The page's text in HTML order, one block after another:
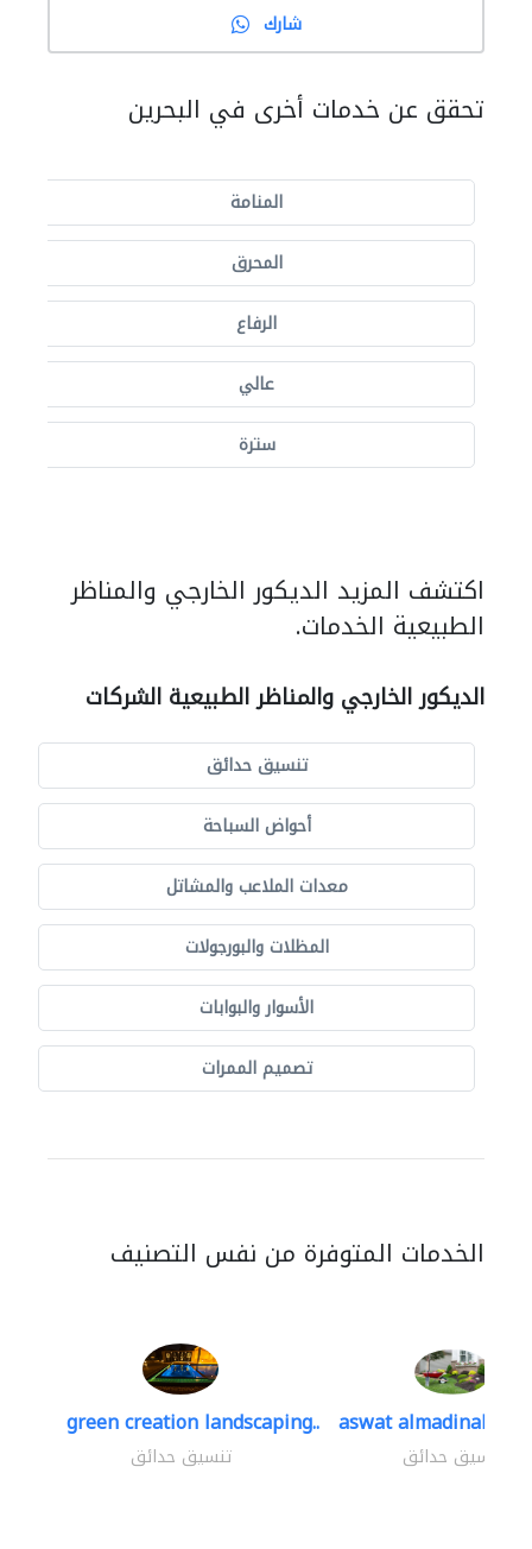
شارك
تحقق عن خدمات أخرى في البحرين
المنامة
المحرق
الرفاع
عالي
سترة
اكتشف المزيد الديكور الخارجي والمناظر
الطبيعية الخدمات.
الديكور الخارجي والمناظر الطبيعية الشركات
تنسيق حدائق
أحواض السباحة
معدات الملاعب والمشاتل
المظلات والبورجولات
الأسوار والبوابات
تصميم الممرات
الخدمات المتوفرة من نفس التصنيف
green creation landscaping..
تنسيق حدائق
aswat almadinah
تنسيق حدائق